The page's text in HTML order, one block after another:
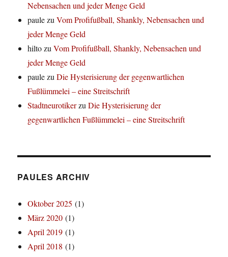
Nebensachen und jeder Menge Geld
paulezuVom Profifußball, Shankly, Nebensachen und
jeder Menge Geld
hiltozuVom Profifußball, Shankly, Nebensachen und
jeder Menge Geld
paulezuDie Hysterisierung der gegenwartlichen
Fußlümmelei – eine Streitschrift
StadtneurotikerzuDie Hysterisierung der
gegenwartlichen Fußlümmelei – eine Streitschrift
PAULES ARCHIV
Oktober 2025 (1)
März 2020 (1)
April 2019 (1)
April 2018 (1)